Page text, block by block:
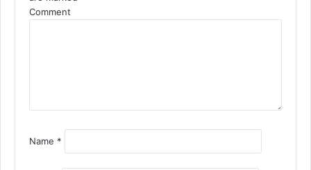
Comment
Name *